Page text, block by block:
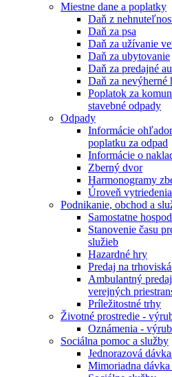
Miestne dane a poplatky
Daň z
Daň za psa
Daň za užívanie
Daň za ubytovanie
Daň za predajné
Daň za nevýherné
Poplatok za
stavebné odpady
Odpady
Informácie
poplatku za odpad
Informácie o
Zberný dvor
Harmonogramy
Úroveň
Podnikanie, obchod a
Samostatne
Stanovenie času
služieb
Hazardné hry
Predaj na
Ambulantný
verejných
Príležitostné trhy
Životné prostredie -
Oznámenia -
Sociálna pomoc a služby
Jednorazová
Mimoriadna